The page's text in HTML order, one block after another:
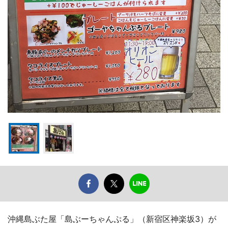
沖縄島ぶた屋「島ぶーちゃんぷる」（新宿区神楽坂3）が